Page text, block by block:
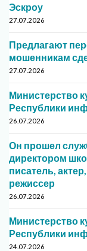
Эскроу
27.07.2026
Предлагают
мошенникам
27.07.2026
Министерство
Республики
26.07.2026
Он прошел
директором
писатель,
режиссер
26.07.2026
Министерство
Республики
24.07.2026